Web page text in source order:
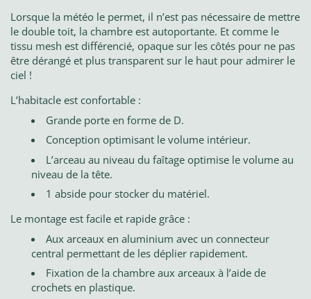
Lorsque la météo le permet, il n’est pas nécessaire de mettre
le double toit, la chambre est autoportante. Et comme le
tissu mesh est différencié, opaque sur les côtés pour ne pas
être dérangé et plus transparent sur le haut pour admirer le
ciel !
L’habitacle est confortable :
Grande porte en forme de D.
Conception optimisant le volume intérieur.
L’arceau au niveau du faîtage optimise le volume au
niveau de la tête.
1 abside pour stocker du matériel.
Le montage est facile et rapide grâce :
Aux arceaux en aluminium avec un connecteur
central permettant de les déplier rapidement.
Fixation de la chambre aux arceaux à l’aide de
crochets en plastique.